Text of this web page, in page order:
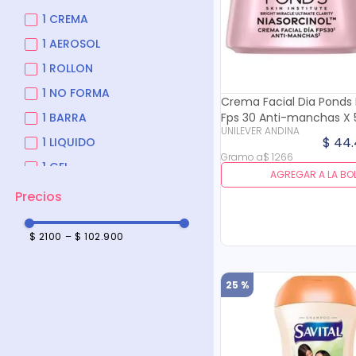
Facial
Cuidado Piel
1 CREMA
1 AEROSOL
1 ROLLON
1 NO FORMA
1 BARRA
1 LIQUIDO
1 GEL
1 JABON
20 SOBRES
$ 2100 – $ 102.900
Crema Facial Dia Ponds
Fps 30 Anti-manchas X
UNILEVER ANDINA
$ 44.
Gramo a$ 1266
AGREGAR A LA
25 %